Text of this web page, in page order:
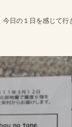
日の１日を感じて行